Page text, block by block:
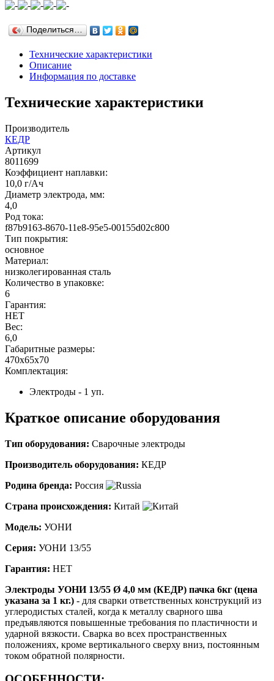
Поделиться…
Технические характеристики
Описание
Информация по доставке
Технические характеристики
Производитель
КЕДР
Артикул
8011699
Коэффициент наплавки:
10,0 г/Ач
Диаметр электрода, мм:
4,0
Род тока:
f87b9163-8670-11e8-95e5-00155d02c800
Тип покрытия:
основное
Материал:
низколегированная сталь
Количество в упаковке:
6
Гарантия:
НЕТ
Вес:
6,0
Габаритные размеры:
470x65x70
Комплектация:
Электроды - 1 уп.
Краткое описание оборудования
Тип оборудования: Сварочные электроды
Производитель оборудования: КЕДР
Родина бренда: Россия
Страна происхождения: Китай
Модель: УОНИ
Серия: УОНИ 13/55
Гарантия: НЕТ
Электроды УОНИ 13/55 Ø 4,0 мм (КЕДР) пачка 6кг (цена
указана за 1 кг.) - для сварки ответственных конструкций из
углеродистых сталей, когда к металлу сварного шва
предъявляются повышенные требования по пластичности и
ударной вязкости. Сварка во всех пространственных
положениях, кроме вертикального сверху вниз, постоянным
током обратной полярности.